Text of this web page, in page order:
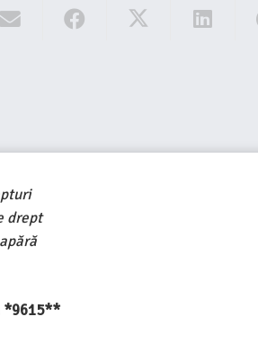
drept
*9615**